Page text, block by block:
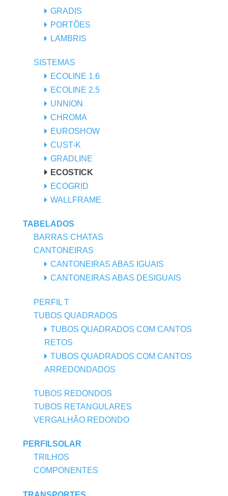
GRADIS
PORTÕES
LAMBRIS
SISTEMAS
ECOLINE 1.6
ECOLINE 2.5
UNNION
CHROMA
EUROSHOW
CUST-K
GRADLINE
ECOSTICK
ECOGRID
WALLFRAME
TABELADOS
BARRAS CHATAS
CANTONEIRAS
CANTONEIRAS ABAS IGUAIS
CANTONEIRAS ABAS DESIGUAIS
PERFIL T
TUBOS QUADRADOS
TUBOS QUADRADOS COM CANTOS
RETOS
TUBOS QUADRADOS COM CANTOS
ARREDONDADOS
TUBOS REDONDOS
TUBOS RETANGULARES
VERGALHÃO REDONDO
PERFILSOLAR
TRILHOS
COMPONENTES